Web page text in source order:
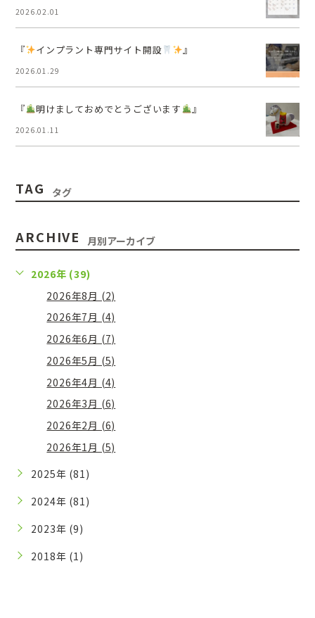
2026.02.01
『 インプラント専門サイト開設 』
2026.01.29
『 明けましておめでとうございます 』
2026.01.11
TAG タグ
ARCHIVE 月別アーカイブ
2026年 (39)
2026年8月 (2)
2026年7月 (4)
2026年6月 (7)
2026年5月 (5)
2026年4月 (4)
2026年3月 (6)
2026年2月 (6)
2026年1月 (5)
2025年 (81)
2024年 (81)
2023年 (9)
2018年 (1)